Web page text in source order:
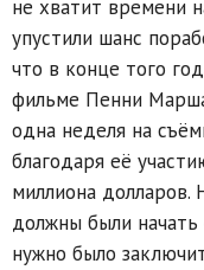
не хватит времени
упустили шанс
что в конце того
фильме Пенни
одна неделя на
благодаря её
миллиона
должны были
нужно было